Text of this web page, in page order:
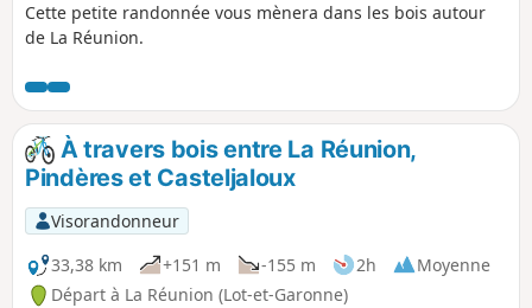
Cette petite randonnée vous mènera dans les bois autour
de La Réunion.
À travers bois entre La Réunion,
Pindères et Casteljaloux
Visorandonneur
33,38 km
+151 m -155 m 2h
Moyenne
Départ à La Réunion (Lot-et-Garonne)